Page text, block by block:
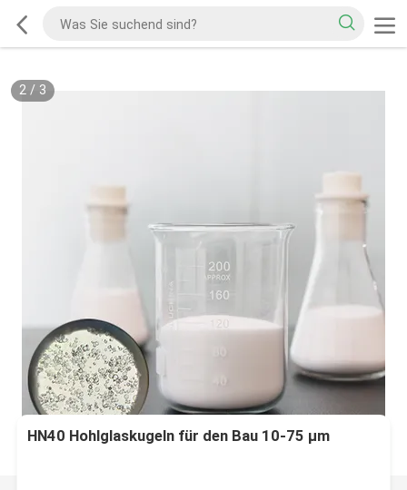
2/ 3
HN40 Hohlglaskugeln für den Bau 10-75 µm